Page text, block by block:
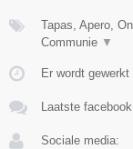
Tapas, Apero,
Communie ▼
Er wordt
Laatste
Sociale media: